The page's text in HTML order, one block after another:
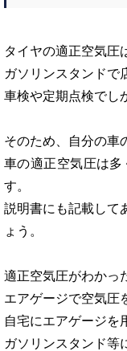
タイヤの適正空気圧
ガソリンスタンドで
車検や定期点検でし
そのため、自分の車
車の適正空気圧は多
す。
説明書にも記載して
ょう。
適正空気圧がわかっ
エアゲージで空気圧
自宅にエアゲージを
ガソリンスタンド等